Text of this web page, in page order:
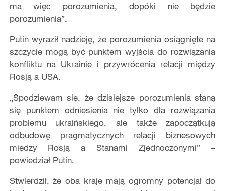
ma więc porozumienia, dopóki nie będzie
porozumienia”.
Putin wyraził nadzieję, że porozumienia osiągnięte na
szczycie mogą być punktem wyjścia do rozwiązania
konfliktu na Ukrainie i przywrócenia relacji między
Rosją a USA.
„Spodziewam się, że dzisiejsze porozumienia staną
się punktem odniesienia nie tylko dla rozwiązania
problemu ukraińskiego, ale także zapoczątkują
odbudowę pragmatycznych relacji biznesowych
między Rosją a Stanami Zjednoczonymi” –
powiedział Putin.
Stwierdził, że oba kraje mają ogromny potencjał do